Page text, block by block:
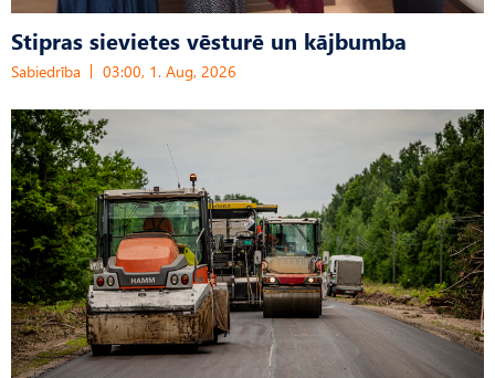
Stipras sievietes vēsturē un kājbumba
Sabiedrība 03:00, 1. Aug, 2026